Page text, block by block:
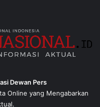
Dewan Pers
Online yang Mengabarkan